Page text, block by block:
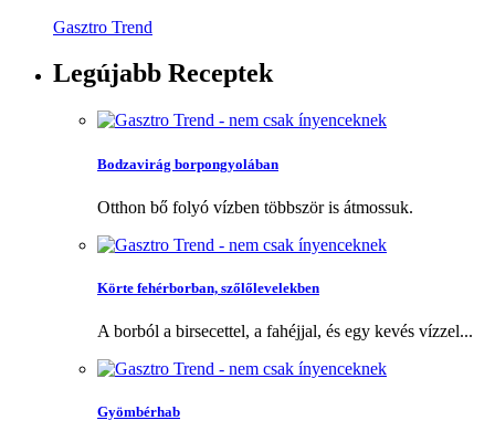
Gasztro Trend
Legújabb Receptek
Bodzavirág borpongyolában
Otthon bő folyó vízben többször is átmossuk.
Körte fehérborban, szőlőlevelekben
A borból a birsecettel, a fahéjjal, és egy kevés vízzel...
Gyömbérhab